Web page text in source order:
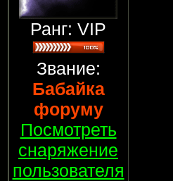
Ранг: VIP
Звание:
Бабайка
форуму
Посмотреть
снаряжение
пользователя